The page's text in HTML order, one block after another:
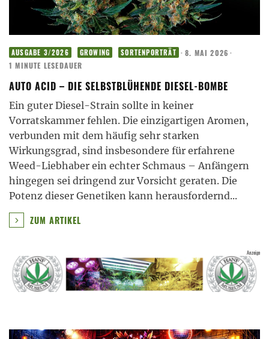
AUSGABE 3/2026 GROWING SORTENPORTRÄT · 8. MAI 2026 ·
1 MINUTE LESEDAUER
AUTO ACID – DIE SELBSTBLÜHENDE DIESEL-BOMBE
Ein guter Diesel-Strain sollte in keiner
Vorratskammer fehlen. Die einzigartigen Aromen,
verbunden mit dem häufig sehr starken
Wirkungsgrad, sind insbesondere für erfahrene
Weed-Liebhaber ein echter Schmaus – Anfängern
hingegen sei dringend zur Vorsicht geraten. Die
Potenz dieser Genetiken kann herausfordernd...
ZUM ARTIKEL